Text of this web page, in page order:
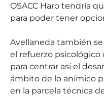
OSACC Haro tendría
para poder tener
Avellaneda también
el refuerzo psicológico
para centrar así el
ámbito de lo anímico
en la parcela técnica